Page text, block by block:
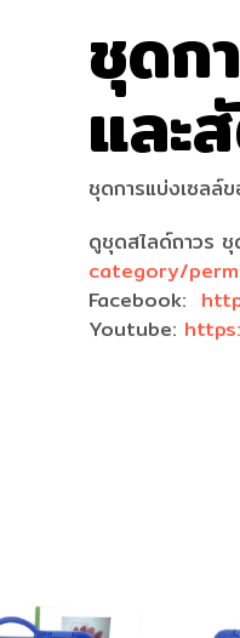
ชุดก
และ
ชุดการแบ่งเซลล์
ดูชุดสไลด์ถาวร
category/
Facebook:
Youtube: